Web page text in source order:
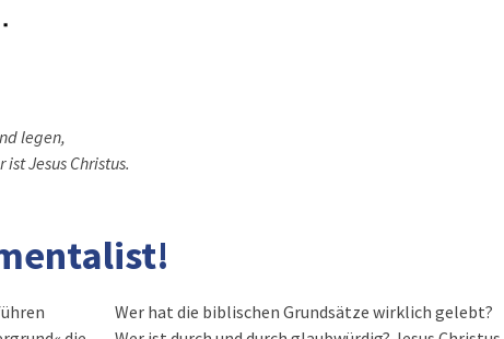
legen,
Jesus Christus.
Wer hat die biblischen Grundsätze wirklich gelebt?